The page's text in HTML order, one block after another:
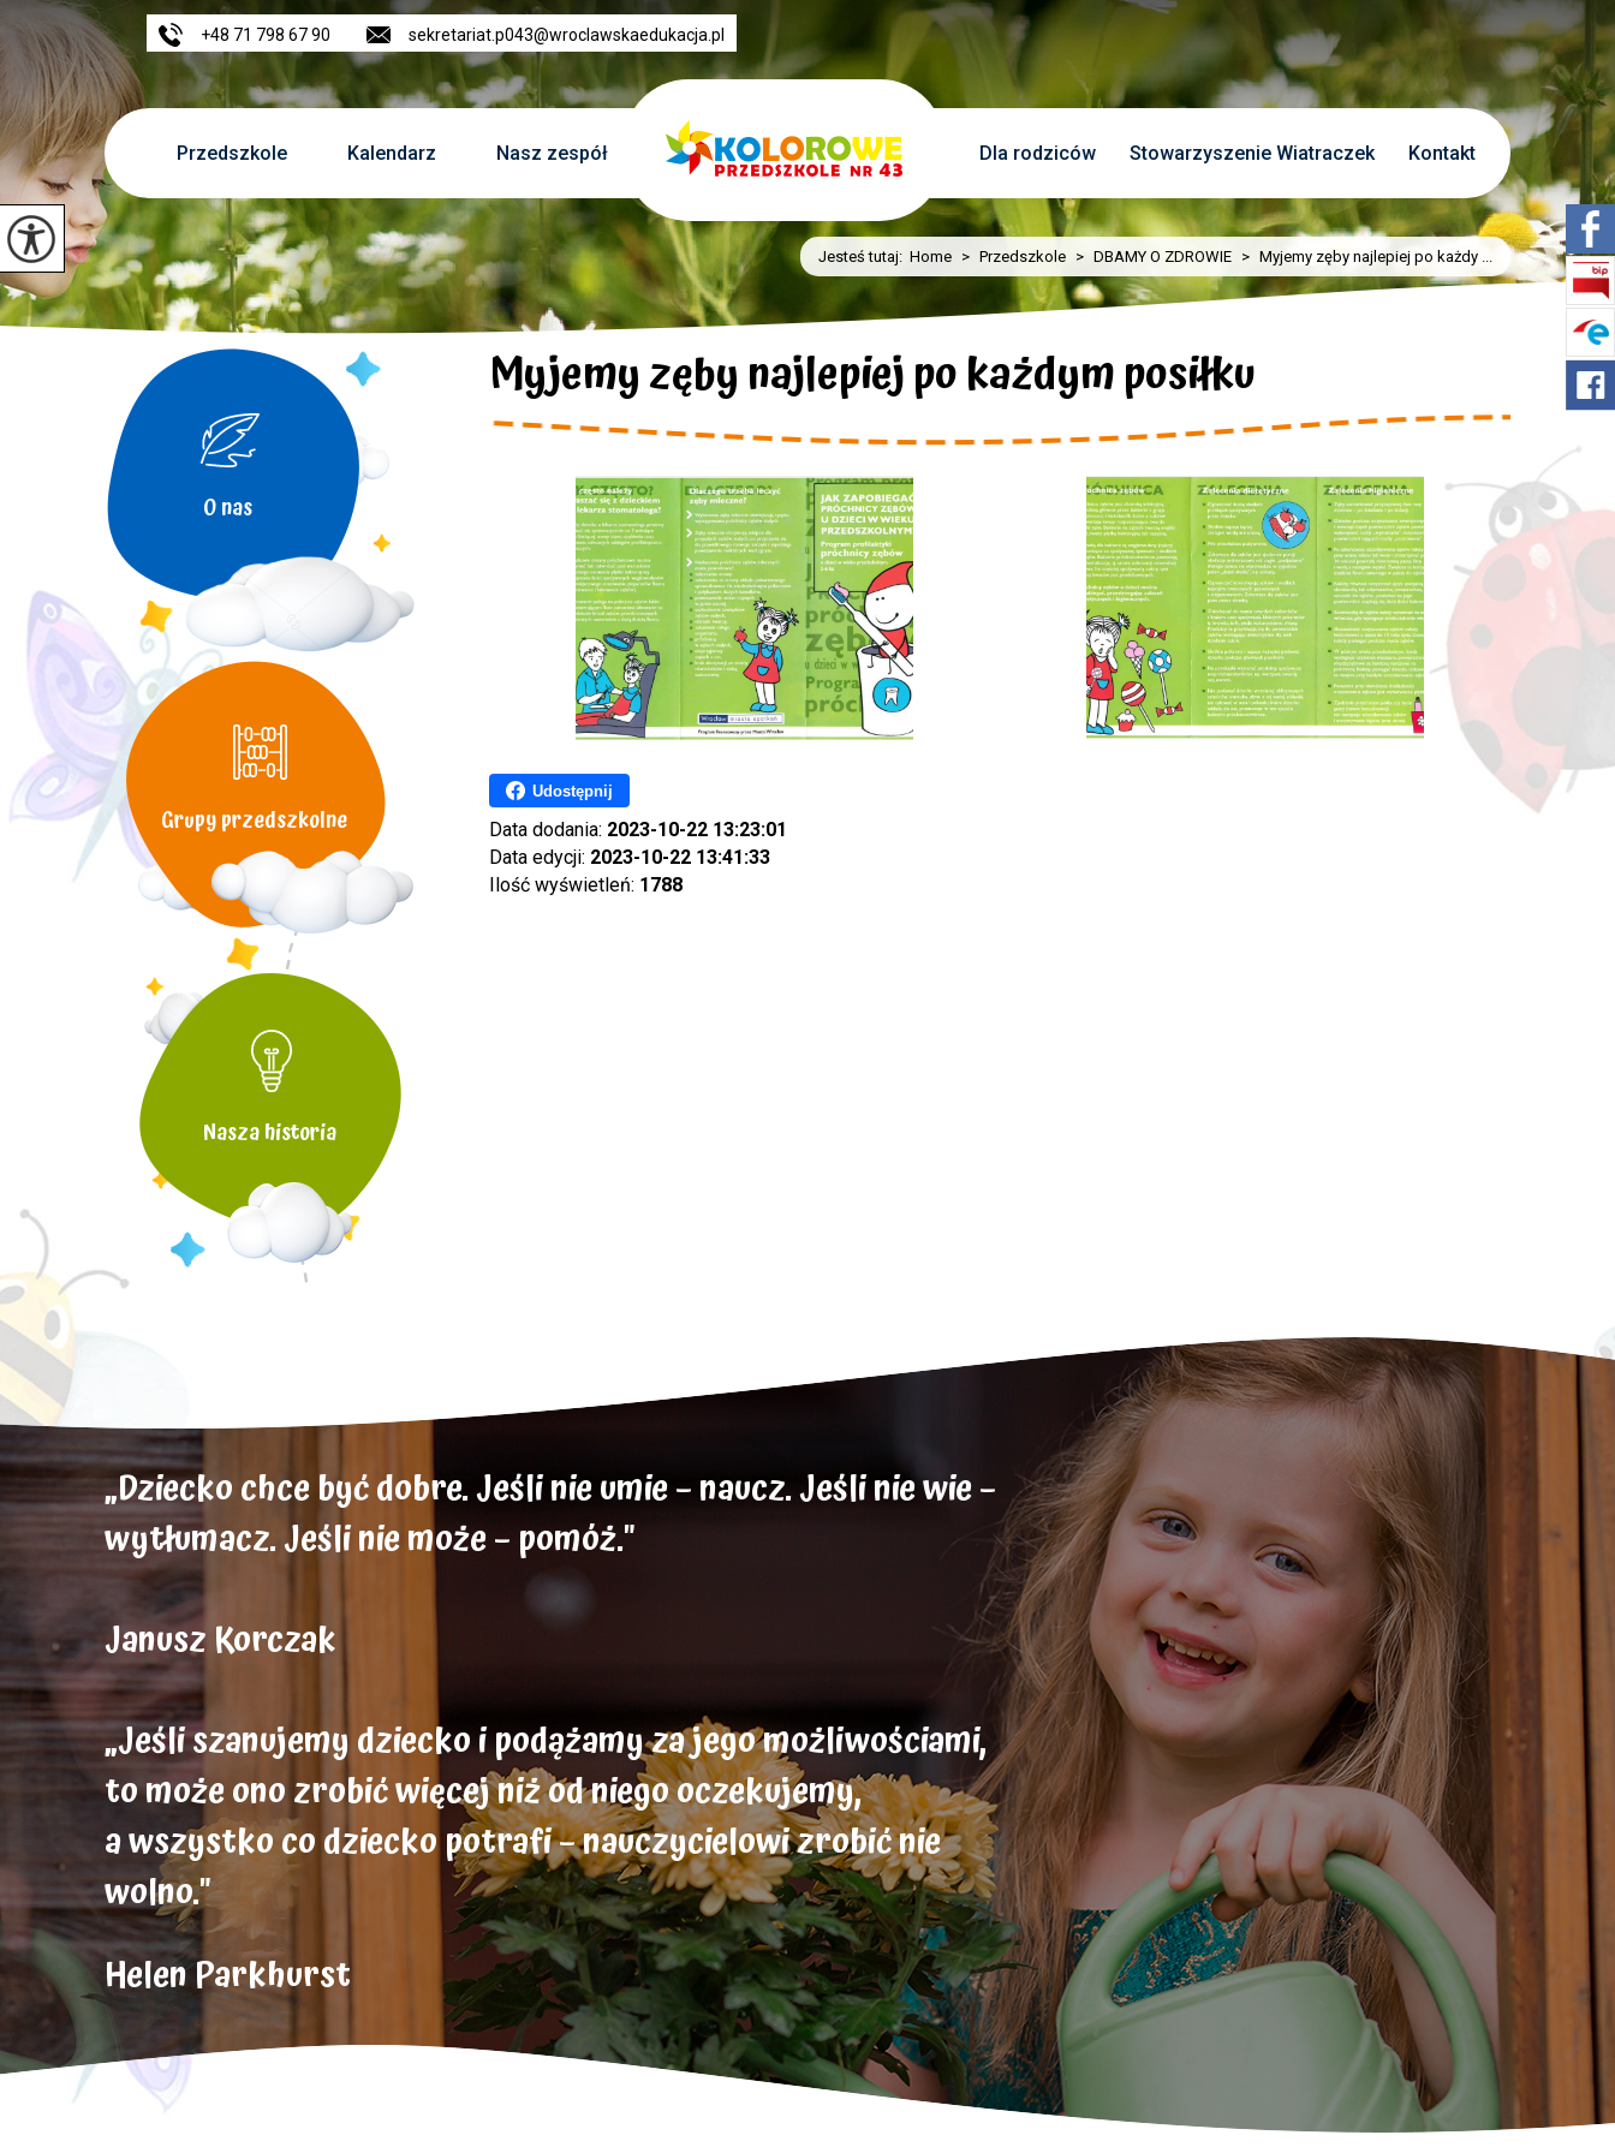
sekretariat.p043@wroclawskaedukacja.pl
+48 71 798 67 90
Przedszkole Kalendarz Nasz zespół Dla rodziców Stowarzyszenie Wiatraczek Kontakt
Jesteś tutaj: Home > Przedszkole > DBAMY O ZDROWIE > Myjemy zęby najlepiej po każdy ...
Myjemy zęby najlepiej po każdym posiłku
Udostępnij
Data dodania: 2023-10-22 13:23:01
Data edycji: 2023-10-22 13:41:33
Ilość wyświetleń: 1788
O nas
Grupy przedszkolne
Nasza historia
„Dziecko chce być dobre. Jeśli nie umie – naucz. Jeśli nie wie –
wytłumacz. Jeśli nie może – pomóż."
Janusz Korczak
„Jeśli szanujemy dziecko i podążamy za jego możliwościami,
to może ono zrobić więcej niż od niego oczekujemy,
a wszystko co dziecko potrafi – nauczycielowi zrobić nie
wolno."
Helen Parkhurst